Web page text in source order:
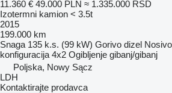
11.360 € 49.000 PLN ≈ 1.335.000 RSD
Izotermni kamion < 3.5t
2015
199.000 km
Snaga 135 k.s. (99 kW) Gorivo dizel
konfiguracija 4x2 Ogibljenje gibanj/gibanj
Poljska, Nowy Sącz
LDH
Kontaktirajte prodavca